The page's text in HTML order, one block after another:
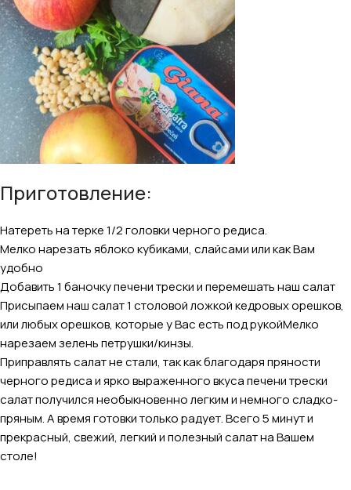
Приготовление:
Натереть на терке 1/2 головки черного редиса.
Мелко нарезать яблоко кубиками, слайсами или как Вам
удобно
Добавить 1 баночку печени трески и перемешать наш салат
Присыпаем наш салат 1 столовой ложкойкедровых орешков,
или любых орешков, которые у Вас есть под рукойМелко
нарезаем зелень петрушки/кинзы.
Приправлять салат не стали, так как благодаря пряности
черного редиса и ярко выраженного вкуса печени трески
салат получился необыкновенно легким и немного сладко-
пряным. А время готовки только радует. Всего 5 минут и
прекрасный, свежий, легкий и полезный салат на Вашем
столе!